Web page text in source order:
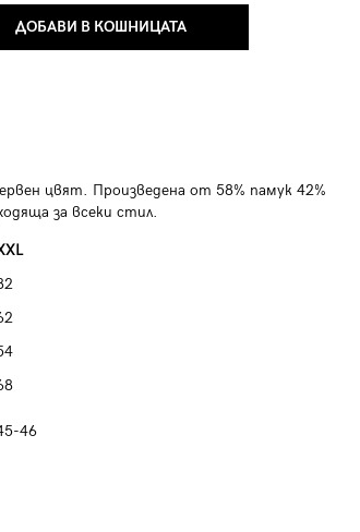
ДОБАВИ В КОШНИЦАТА
цвят. Произведена от 58% памук 42%
за всеки стил.
46